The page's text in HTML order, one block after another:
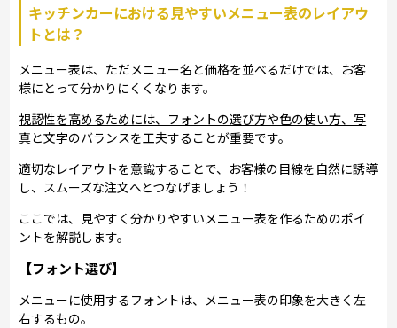
キッチンカーにおける見やすいメニュー表のレイアウ
トとは？
メニュー表は、ただメニュー名と価格を並べるだけでは、お客
様にとって分かりにくくなります。
視認性を高めるためには、フォントの選び方や色の使い方、写
真と文字のバランスを工夫することが重要です。
適切なレイアウトを意識することで、お客様の目線を自然に誘導
し、スムーズな注文へとつなげましょう！
ここでは、見やすく分かりやすいメニュー表を作るためのポイ
ントを解説します。
【フォント選び】
メニューに使用するフォントは、メニュー表の印象を大きく左
右するもの。